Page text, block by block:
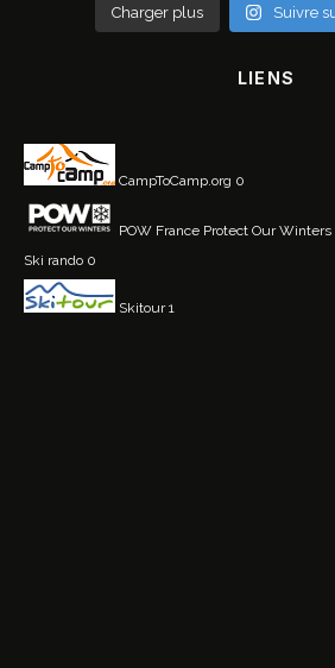
Charger plus Suivre
LIENS
CampToCamp.org 0
POW France Protect Our Winters
Ski rando 0
Skitour1